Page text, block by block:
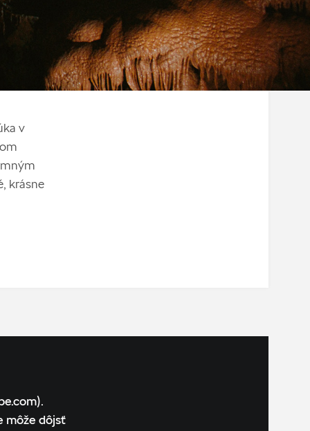
v
krásne
môže dôjsť